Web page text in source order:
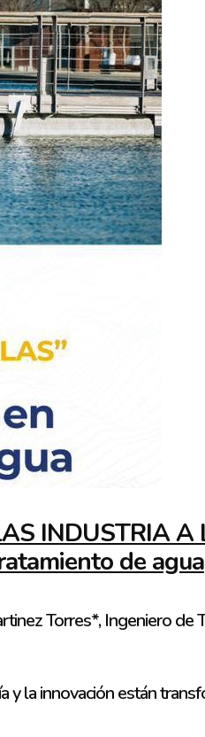
INDUSTRIA
de agua
Torres*, Ingeniero
y la innovación están